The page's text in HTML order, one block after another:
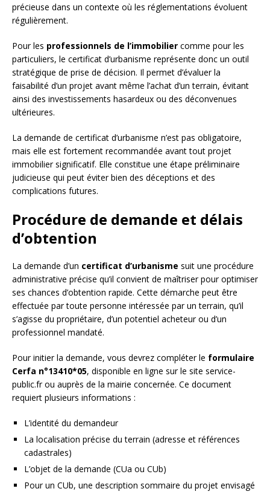
précieuse dans un contexte où les réglementations évoluent
régulièrement.
Pour les professionnels de l’immobilier comme pour les
particuliers, le certificat d’urbanisme représente donc un outil
stratégique de prise de décision. Il permet d’évaluer la
faisabilité d’un projet avant même l’achat d’un terrain, évitant
ainsi des investissements hasardeux ou des déconvenues
ultérieures.
La demande de certificat d’urbanisme n’est pas obligatoire,
mais elle est fortement recommandée avant tout projet
immobilier significatif. Elle constitue une étape préliminaire
judicieuse qui peut éviter bien des déceptions et des
complications futures.
Procédure de demande et délais
d’obtention
La demande d’un certificat d’urbanisme suit une procédure
administrative précise qu’il convient de maîtriser pour optimiser
ses chances d’obtention rapide. Cette démarche peut être
effectuée par toute personne intéressée par un terrain, qu’il
s’agisse du propriétaire, d’un potentiel acheteur ou d’un
professionnel mandaté.
Pour initier la demande, vous devrez compléter le formulaire
Cerfa n°13410*05, disponible en ligne sur le site service-
public.fr ou auprès de la mairie concernée. Ce document
requiert plusieurs informations :
L’identité du demandeur
La localisation précise du terrain (adresse et références
cadastrales)
L’objet de la demande (CUa ou CUb)
Pour un CUb, une description sommaire du projet envisagé